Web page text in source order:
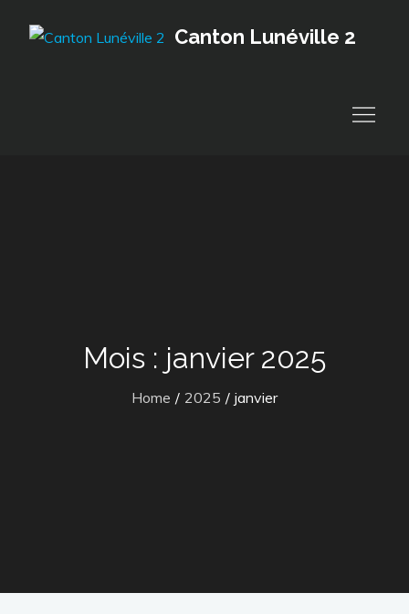
Canton Lunéville 2
Mois : janvier 2025
Home 2025 janvier